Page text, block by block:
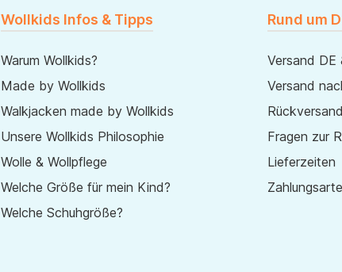
Wollkids Infos & Tipps
Warum Wollkids?
Made by Wollkids
Walkjacken made by Wollkids
Unsere Wollkids Philosophie
Wolle & Wollpflege
Welche Größe für mein Kind?
Welche Schuhgröße?
Rund um
Versand DE
Versand
Rückversand
Fragen zur
Lieferzeiten